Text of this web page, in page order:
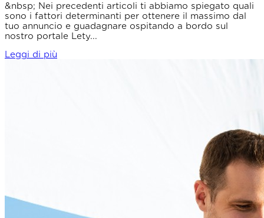
&nbsp; Nei precedenti articoli ti abbiamo spiegato quali
sono i fattori determinanti per ottenere il massimo dal
tuo annuncio e guadagnare ospitando a bordo sul
nostro portale Lety...
Leggi di più